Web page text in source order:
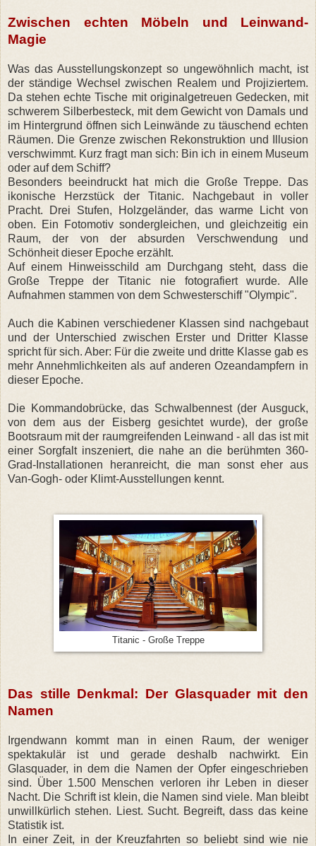
Zwischen echten Möbeln und Leinwand-
Magie
Was das Ausstellungskonzept so ungewöhnlich macht, ist
der ständige Wechsel zwischen Realem und Projiziertem.
Da stehen echte Tische mit originalgetreuen Gedecken, mit
schwerem Silberbesteck, mit dem Gewicht von Damals und
im Hintergrund öffnen sich Leinwände zu täuschend echten
Räumen. Die Grenze zwischen Rekonstruktion und Illusion
verschwimmt. Kurz fragt man sich: Bin ich in einem Museum
oder auf dem Schiff?
Besonders beeindruckt hat mich die Große Treppe. Das
ikonische Herzstück der Titanic. Nachgebaut in voller
Pracht. Drei Stufen, Holzgeländer, das warme Licht von
oben. Ein Fotomotiv sondergleichen, und gleichzeitig ein
Raum, der von der absurden Verschwendung und
Schönheit dieser Epoche erzählt.
Auf einem Hinweisschild am Durchgang steht, dass die
Große Treppe der Titanic nie fotografiert wurde. Alle
Aufnahmen stammen von dem Schwesterschiff "Olympic".
Auch die Kabinen verschiedener Klassen sind nachgebaut
und der Unterschied zwischen Erster und Dritter Klasse
spricht für sich. Aber: Für die zweite und dritte Klasse gab es
mehr Annehmlichkeiten als auf anderen Ozeandampfern in
dieser Epoche.
Die Kommandobrücke, das Schwalbennest (der Ausguck,
von dem aus der Eisberg gesichtet wurde), der große
Bootsraum mit der raumgreifenden Leinwand - all das ist mit
einer Sorgfalt inszeniert, die nahe an die berühmten 360-
Grad-Installationen heranreicht, die man sonst eher aus
Van-Gogh- oder Klimt-Ausstellungen kennt.
Titanic - Große Treppe
Das stille Denkmal: Der Glasquader mit den
Namen
Irgendwann kommt man in einen Raum, der weniger
spektakulär ist und gerade deshalb nachwirkt. Ein
Glasquader, in dem die Namen der Opfer eingeschrieben
sind. Über 1.500 Menschen verloren ihr Leben in dieser
Nacht. Die Schrift ist klein, die Namen sind viele. Man bleibt
unwillkürlich stehen. Liest. Sucht. Begreift, dass das keine
Statistik ist.
In einer Zeit, in der Kreuzfahrten so beliebt sind wie nie